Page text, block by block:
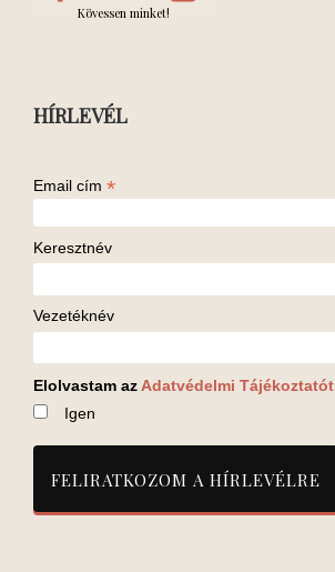
Kövessen minket!
HÍRLEVÉL
Email cím *
Keresztnév
Vezetéknév
Elolvastam az Adatvédelmi Tájékoztatót
Igen